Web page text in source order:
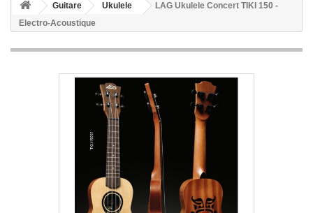
Guitare Ukulele
LAG Ukulele Concert TIKI 150 -
Electro-Acoustique